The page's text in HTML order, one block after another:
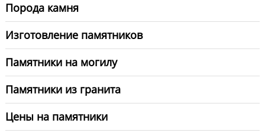
Порода камня
Изготовление памятников
Памятники на могилу
Памятники из гранита
Цены на памятники